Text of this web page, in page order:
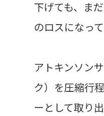
下げても、ま
のロスになっ
アトキンソン
ク）を圧縮行
ーとして取り